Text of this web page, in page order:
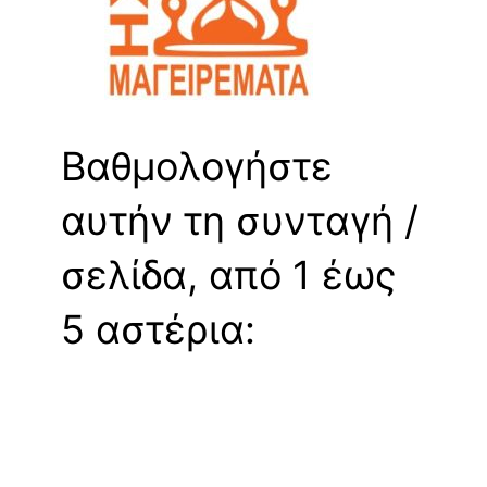
Βαθμολογήστε
αυτήν τη συνταγή /
σελίδα, από 1 έως
5 αστέρια: